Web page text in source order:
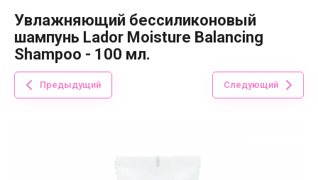
Увлажняющий бессиликоновый
шампунь Lador Moisture Balancing
Shampoo - 100 мл.
Предыдущий Следующий